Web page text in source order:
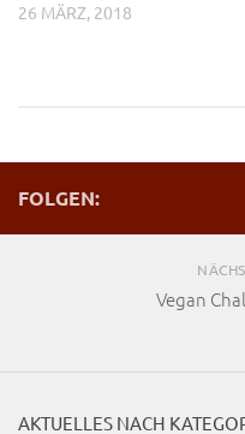
26 MÄRZ, 2018
FOLGEN:
Vegan
AKTUELLES NACH